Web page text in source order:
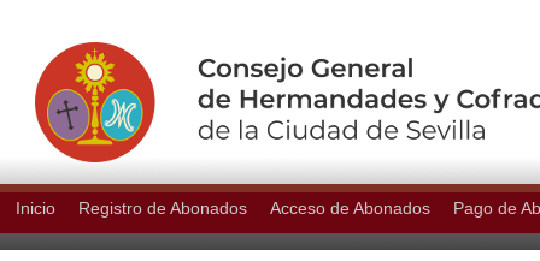
Inicio Registro de Abonados Acceso de Abonados Pago de